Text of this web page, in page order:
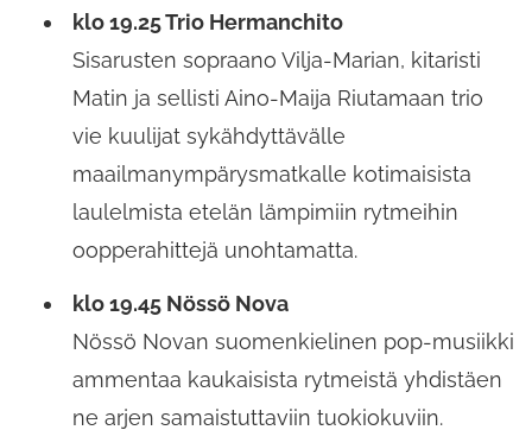
klo 19.25 Trio Hermanchito
Sisarusten sopraano Vilja-Marian, kitaristi
Matin ja sellisti Aino-Maija Riutamaan trio
vie kuulijat sykähdyttävälle
maailmanympärysmatkalle kotimaisista
laulelmista etelän lämpimiin rytmeihin
oopperahittejä unohtamatta.
klo 19.45 Nössö Nova
Nössö Novan suomenkielinen pop-musiikki
ammentaa kaukaisista rytmeistä yhdistäen
ne arjen samaistuttaviin tuokiokuviin.